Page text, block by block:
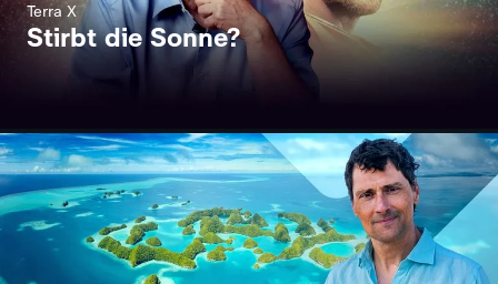
Terra X
Stirbt die Sonne?